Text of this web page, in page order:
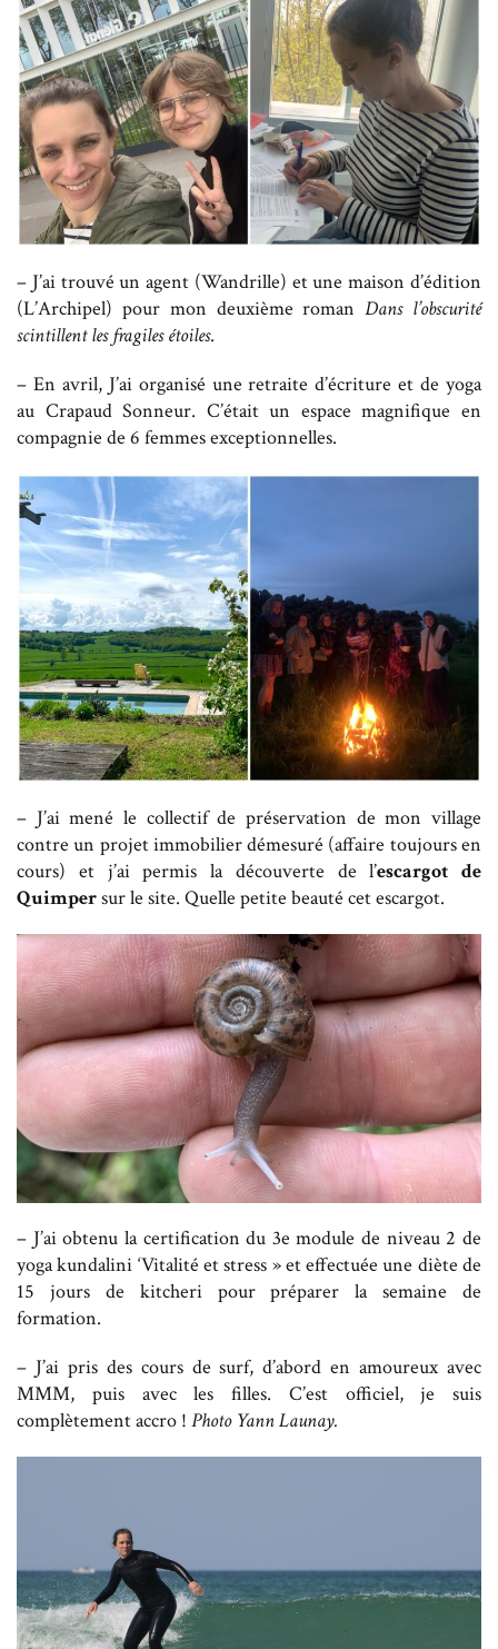
– J’ai trouvé un agent (Wandrille) et une maison d’édition
(L’Archipel) pour mon deuxième romanDans l’obscurité
scintillent les fragiles étoiles.
– En avril, J’ai organisé une retraite d’écriture et de yoga
au Crapaud Sonneur. C’était un espace magnifique en
compagnie de 6 femmes exceptionnelles.
– J’ai mené le collectif de préservation de mon village
contre un projet immobilier démesuré (affaire toujours en
cours) et j’ai permis la découverte de l’escargot de
Quimpersur le site. Quelle petite beauté cet escargot.
– J’ai obtenu la certification du 3e module de niveau 2 de
yoga kundalini ‘Vitalité et stress » et effectuée une diète de
15 jours de kitcheri pour préparer la semaine de
formation.
– J’ai pris des cours de surf, d’abord en amoureux avec
MMM, puis avec les filles. C’est officiel, je suis
complètement accro ! Photo Yann Launay.